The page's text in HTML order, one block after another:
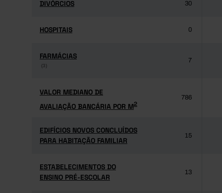
DIVÓRCIOS
DIVÓRCIOS 30
HOSPITAIS
HOSPITAIS 0
FARMÁCIAS
(3)
FARMÁCIAS
(3)
7
VALOR MEDIANO DE
AVALIAÇÃO BANCÁRIA POR M2
VALOR MEDIANO DE
AVALIAÇÃO BANCÁRIA POR M2
786
EDIFÍCIOS NOVOS CONCLUÍDOS
PARA HABITAÇÃO FAMILIAR
EDIFÍCIOS NOVOS CONCLUÍDOS
PARA HABITAÇÃO FAMILIAR
15
ESTABELECIMENTOS DO
ENSINO PRÉ-ESCOLAR
ESTABELECIMENTOS DO
ENSINO PRÉ-ESCOLAR
13